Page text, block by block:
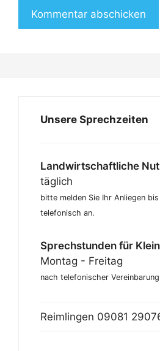
Unsere Sprechzeiten
Landwirtschaftliche
täglich
bitte melden Sie Ihr Anliegen
telefonisch an.
Sprechstunden für
Montag - Freitag
nach telefonischer Vereinbarung
Reimlingen 09081